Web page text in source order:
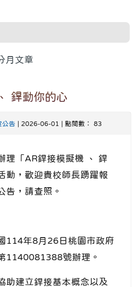
月文章
銲動你的心
公告 | 2026-06-01 | 點閱數： 83
理「AR銲接模擬機 、 銲
動，歡迎貴校師長踴躍報
告，請查照。
114年8月26日桃園市政府
1140081388號辦理。
助建立銲接基本概念以及